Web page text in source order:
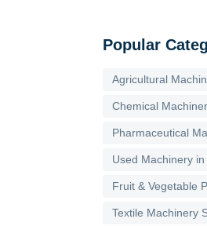
Popular
Agricultural
Chemical
Pharmaceutical
Used Machinery
Fruit & Vegetable
Textile Machinery